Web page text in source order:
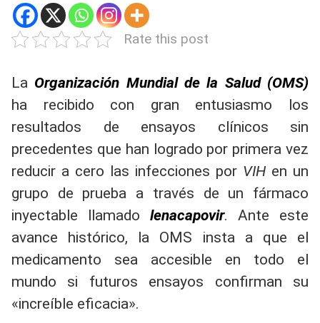
Rate this post
La Organización Mundial de la Salud (OMS)
ha recibido con gran entusiasmo los
resultados de ensayos clínicos sin
precedentes que han logrado por primera vez
reducir a cero las infecciones por VIH en un
grupo de prueba a través de un fármaco
inyectable llamado lenacapovir. Ante este
avance histórico, la OMS insta a que el
medicamento sea accesible en todo el
mundo si futuros ensayos confirman su
«increíble eficacia».